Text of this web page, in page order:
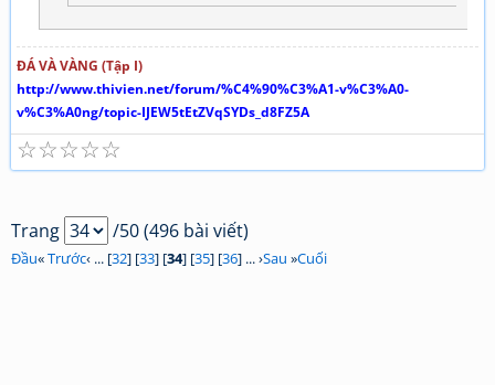
ĐÁ VÀ VÀNG (Tập I)
http://www.thivien.net/forum/%C4%90%C3%A1-v%C3%A0-
v%C3%A0ng/topic-IJEW5tEtZVqSYDs_d8FZ5A
☆
☆
☆
☆
☆
Trang /50 (496 bài viết)
Đầu«Trước‹ ... [32] [33] [34] [35] [36] ... ›Sau »Cuối